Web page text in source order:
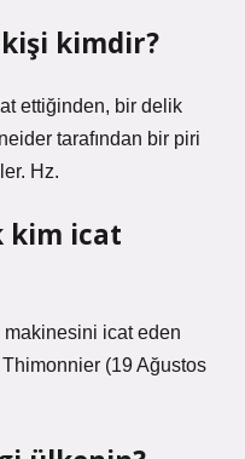
kimdir?
ettiğinden, bir delik
tarafından bir piri
Hz.
kim icat
icat eden
(19 Ağustos